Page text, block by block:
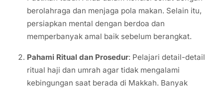
berolahraga dan menjaga pola makan. Selain itu,
persiapkan mental dengan berdoa dan
memperbanyak amal baik sebelum berangkat.
Pahami Ritual dan Prosedur: Pelajari detail-detail
ritual haji dan umrah agar tidak mengalami
kebingungan saat berada di Makkah. Banyak